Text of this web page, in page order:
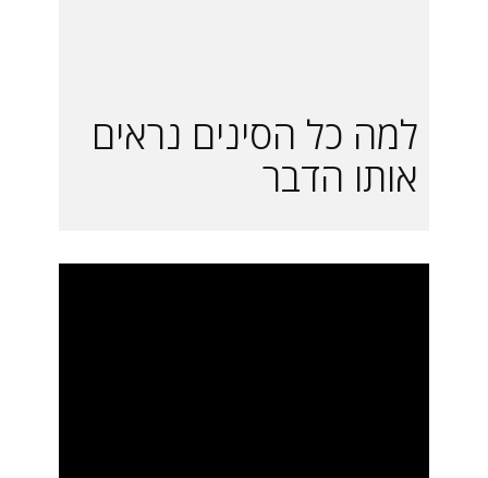
למה כל הסינים נראים
אותו הדבר